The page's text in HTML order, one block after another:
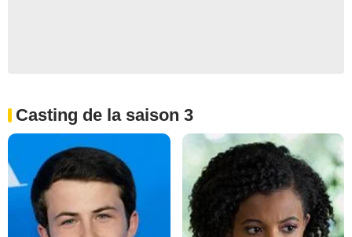
Casting de la saison 3